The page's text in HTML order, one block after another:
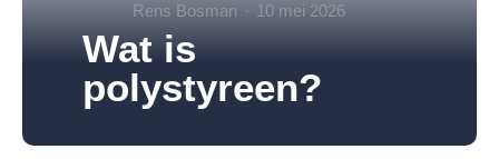
Rens Bosman 10 mei 2026
Wat is
polystyreen?